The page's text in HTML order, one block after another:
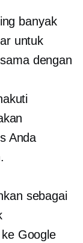
banyak
untuk
dengan
Anda
sebagai
Google